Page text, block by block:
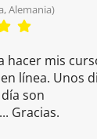
Alemania)
hacer mis
línea. Unos
son
Gracias.